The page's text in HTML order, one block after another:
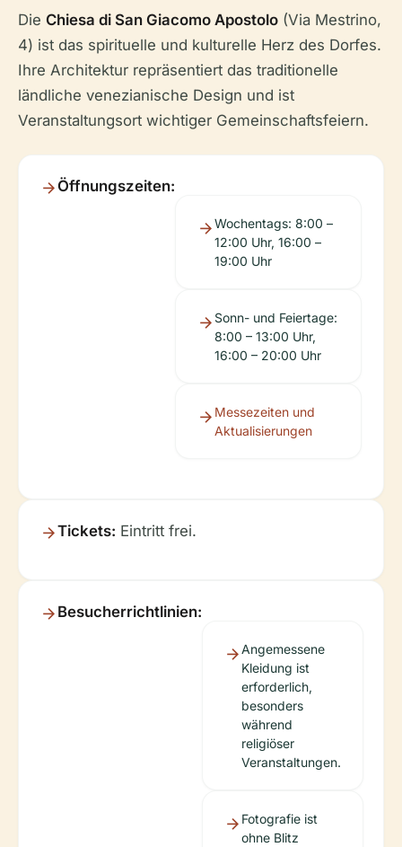
Die Chiesa di San Giacomo Apostolo (Via Mestrino,
4) ist das spirituelle und kulturelle Herz des Dorfes.
Ihre Architektur repräsentiert das traditionelle
ländliche venezianische Design und ist
Veranstaltungsort wichtiger Gemeinschaftsfeiern.
Öffnungszeiten:
Wochentags: 8:00 –
12:00 Uhr, 16:00 –
19:00 Uhr
Sonn- und Feiertage:
8:00 – 13:00 Uhr,
16:00 – 20:00 Uhr
Messezeiten und
Aktualisierungen
Tickets: Eintritt frei.
Besucherrichtlinien:
Angemessene
Kleidung ist
erforderlich,
besonders
während
religiöser
Veranstaltungen.
Fotografie ist
ohne Blitz